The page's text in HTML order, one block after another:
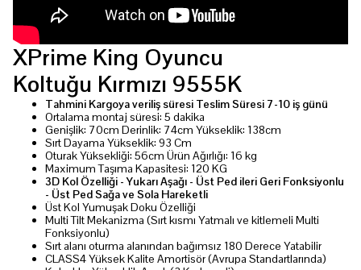
XPrime King Oyuncu
Koltuğu Kırmızı 9555K
Tahmini Kargoya veriliş süresi Teslim Süresi 7-10 iş günü
Ortalama montaj süresi: 5 dakika
Genişlik: 70cm Derinlik: 74cm Yükseklik: 138cm
Sırt Dayama Yükseklik: 93 Cm
Oturak Yüksekliği: 56cm Ürün Ağırlığı: 16 kg
Maximum Taşıma Kapasitesi: 120 KG
3D Kol Özelliği - Yukarı Aşağı - Üst Ped ileri Geri Fonksiyonlu
- Üst Ped Sağa ve Sola Hareketli
Üst Kol Yumuşak Doku Özelliği
Multi Tilt Mekanizma (Sırt kısmı Yatmalı ve kitlemeli Multi
Fonksiyonlu)
Sırt alanı oturma alanından bağımsız 180 Derece Yatabilir
CLASS4 Yüksek Kalite Amortisör (Avrupa Standartlarında)